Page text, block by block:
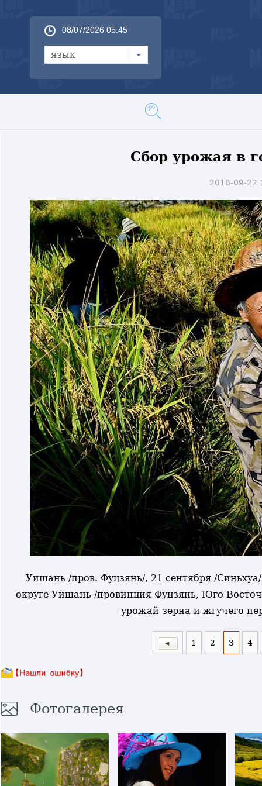
08/07/2026 05:45
язык
Сбор урожая в
2018-09-22
Уишань /пров. Фуцзянь/, 21 сентября /
округе Уишань /провинция Фуцзянь, Юго-
урожай зерна и жгучего
1 2 3 4
Фотогалерея